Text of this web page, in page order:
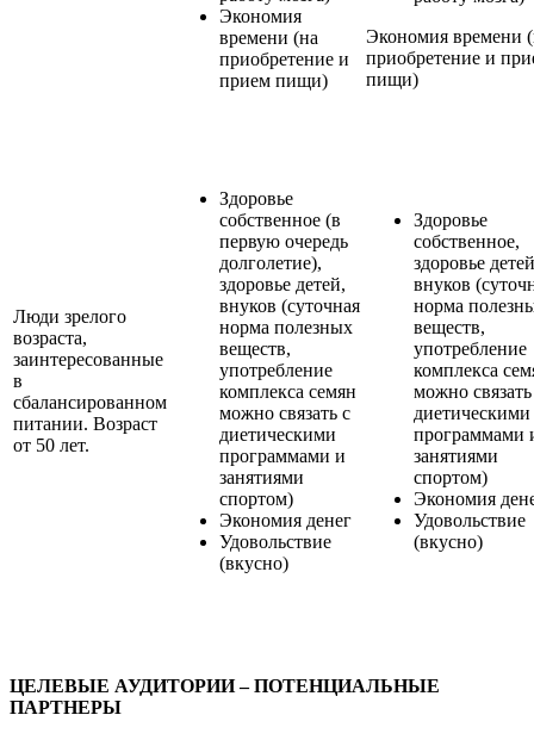
Экономия
времени (на
приобретение и
прием пищи)
Экономия времени
приобретение и
пищи)
Люди зрелого
возраста,
заинтересованные
в
сбалансированном
питании. Возраст
от 50 лет.
Здоровье
собственное (в
первую очередь
долголетие),
здоровье детей,
внуков (суточная
норма полезных
веществ,
употребление
комплекса семян
можно связать с
диетическими
программами и
занятиями
спортом)
Экономия денег
Удовольствие
(вкусно)
Здоровье
собственное,
здоровье
внуков
норма
веществ,
употребление
комплекса
можно связать
диетическими
программами
занятиями
спортом)
Экономия
Удовольствие
(вкусно)
ЦЕЛЕВЫЕ АУДИТОРИИ – ПОТЕНЦИАЛЬНЫЕ
ПАРТНЕРЫ